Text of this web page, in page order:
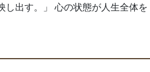
し出す。」 心の状態が人生全体を